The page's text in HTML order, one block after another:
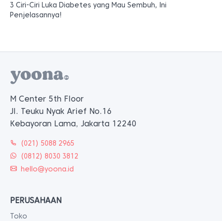
3 Ciri-Ciri Luka Diabetes yang Mau Sembuh, Ini
Penjelasannya!
M Center 5th Floor
Jl. Teuku Nyak Arief No.16
Kebayoran Lama, Jakarta 12240
(021) 5088 2965
(0812) 8030 3812
hello@yoona.id
PERUSAHAAN
Toko